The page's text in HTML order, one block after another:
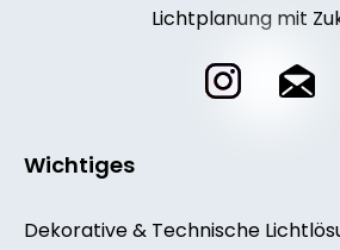
Lichtplanung mit
Wichtiges
Dekorative & Technische